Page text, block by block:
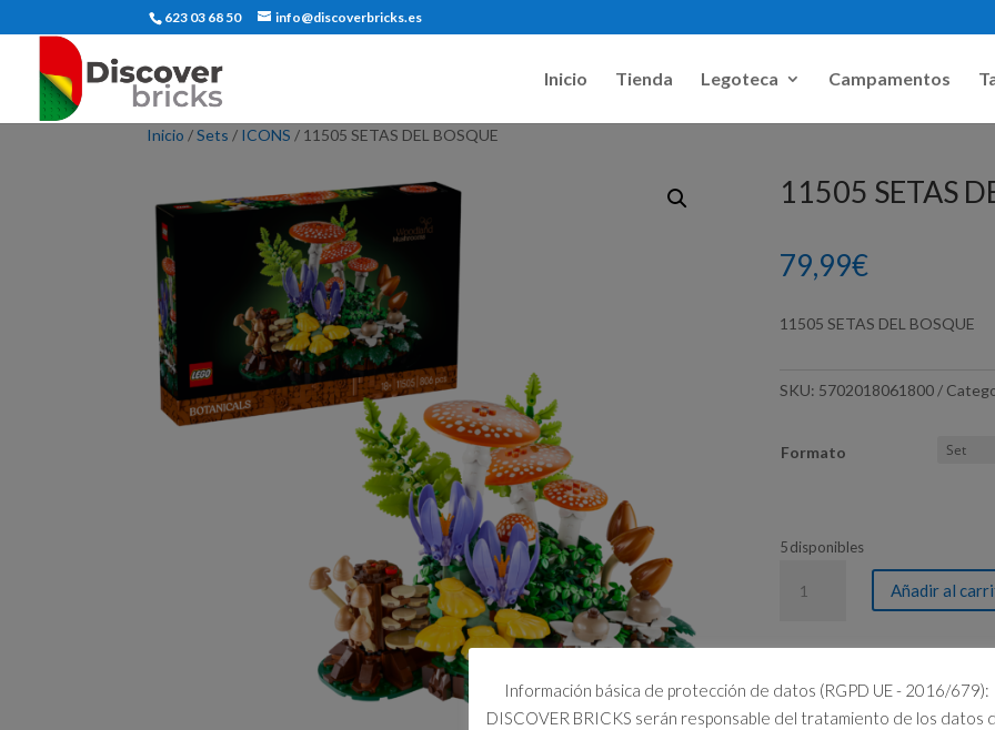
623 03 68 50 info@discoverbricks.es
Inicio Tienda Legoteca Campamentos
Inicio /Sets / ICONS / 11505 SETAS DEL BOSQUE
11505 SETAS
79,99€
11505 SETAS DEL BOSQUE
SKU: 5702018061800
Formato
5 disponibles
SETAS
BOSQUE
Añadir al
Información básica de protección de datos (RGPD UE - 2016/679):
DISCOVER BRICKS serán responsable del tratamiento de los datos